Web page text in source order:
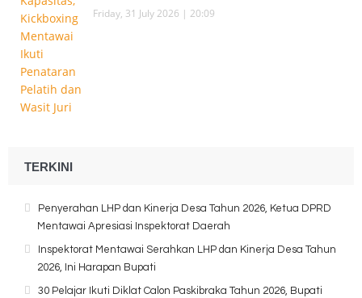
Friday, 31 July 2026 | 20:09
TERKINI
Penyerahan LHP dan Kinerja Desa Tahun 2026, Ketua DPRD
Mentawai Apresiasi Inspektorat Daerah
Inspektorat Mentawai Serahkan LHP dan Kinerja Desa Tahun
2026, Ini Harapan Bupati
30 Pelajar Ikuti Diklat Calon Paskibraka Tahun 2026, Bupati